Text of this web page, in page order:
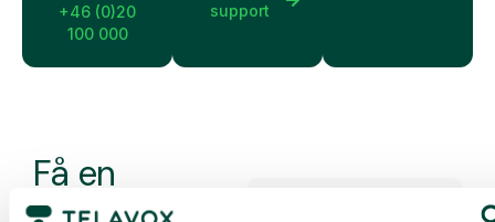
+46 (0)20
100 000
support
Få en
skräddarsydd